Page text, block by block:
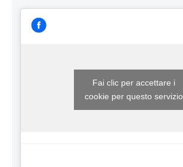
Fai clic per accettare i
cookie per questo servizio